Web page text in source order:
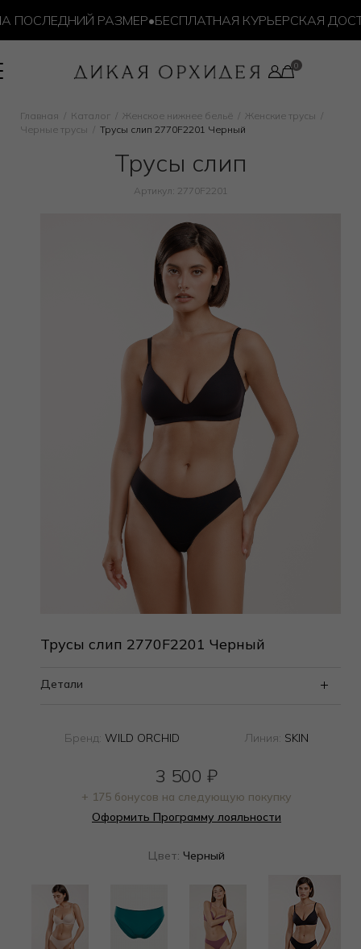
РАЗМЕР•БЕСПЛАТНАЯ КУРЬЕРСКАЯ
Главная Каталог Женское нижнее бельё
Женские трусы
Черные трусы
Трусы слип 2770F2201 Черный
Трусы слип
Артикул: 2770F2201
Трусы слип 2770F2201 Черный
Детали
Бренд: WILD ORCHID Линия: SKIN
3 500 ₽
+ 175 бонусов на следующую покупку
Оформить Программу лояльности
Цвет: Черный